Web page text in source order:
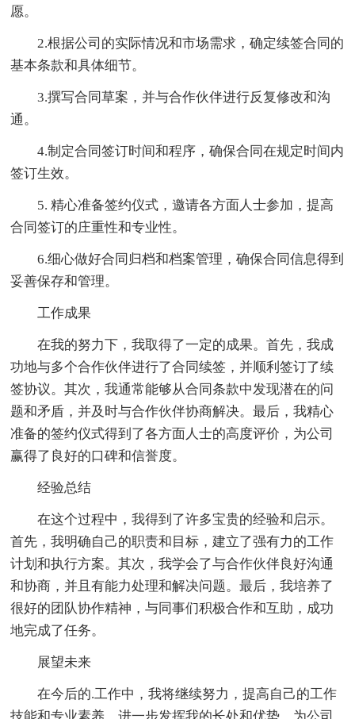
愿。
2.根据公司的实际情况和市场需求，确定续签合同的
基本条款和具体细节。
3.撰写合同草案，并与合作伙伴进行反复修改和沟
通。
4.制定合同签订时间和程序，确保合同在规定时间内
签订生效。
5. 精心准备签约仪式，邀请各方面人士参加，提高
合同签订的庄重性和专业性。
6.细心做好合同归档和档案管理，确保合同信息得到
妥善保存和管理。
工作成果
在我的努力下，我取得了一定的成果。首先，我成
功地与多个合作伙伴进行了合同续签，并顺利签订了续
签协议。其次，我通常能够从合同条款中发现潜在的问
题和矛盾，并及时与合作伙伴协商解决。最后，我精心
准备的签约仪式得到了各方面人士的高度评价，为公司
赢得了良好的口碑和信誉度。
经验总结
在这个过程中，我得到了许多宝贵的经验和启示。
首先，我明确自己的职责和目标，建立了强有力的工作
计划和执行方案。其次，我学会了与合作伙伴良好沟通
和协商，并且有能力处理和解决问题。最后，我培养了
很好的团队协作精神，与同事们积极合作和互助，成功
地完成了任务。
展望未来
在今后的.工作中，我将继续努力，提高自己的工作